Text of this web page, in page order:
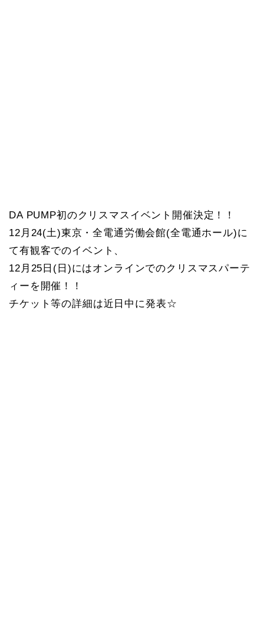
DA PUMP初のクリスマスイベント開催決定！！
12月24(土)東京・全電通労働会館(全電通ホール)に
て有観客でのイベント、
12月25日(日)にはオンラインでのクリスマスパーテ
ィーを開催！！
チケット等の詳細は近日中に発表☆